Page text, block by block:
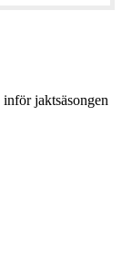
jaktsäsongen